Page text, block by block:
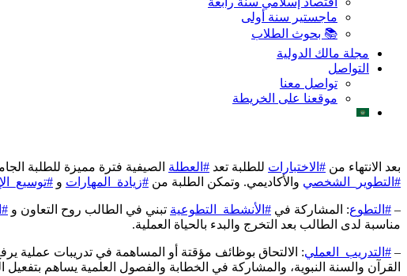
ماجستير سنة أولى
📚 بحوث الطلاب
مجلة مالك الدولية
التواصل
تواصل معنا
موقعنا على الخريطة
بعد الانتهاء من #الاختبارات للطلبة تعد #العطلة الصيفية فترة مميزة للطلبة
#التطوير_الشخصي والأكاديمي. وتمكن الطلبة من #زيادة_المهارات و
– #التطوع: المشاركة في #الأنشطة_التطوعية تبني في الطالب روح التعاون و
مناسبة لدى الطالب بعد التخرج والبدء بالحياة العملية.
– #التدريب_العملي: الالتحاق بوظائف مؤقتة أو المساهمة في تدريبات عملية
القرآن والسنة النبوية، والمشاركة في الخطابة والفصول العلمية يساهم